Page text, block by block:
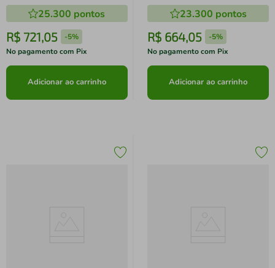
carregamento) BR - DJI144
DJI144
25.300 pontos
R$ 721,05 -5%
No pagamento com Pix
Adicionar ao carrinho
23.300 pontos
R$ 664,05 -5%
No pagamento com Pix
Adicionar ao carrinho